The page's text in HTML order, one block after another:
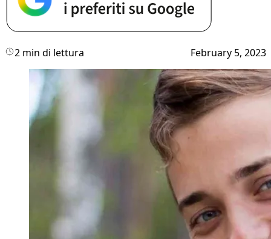
2 min di lettura February 5, 2023